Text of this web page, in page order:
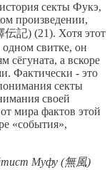
секты Фукэ,
произведении,
伝記) (21). Хотя этот
свитке, он
сёгуната, а вскоре
Фактически - это
секты
своей
мира фактов этой
«события»,
Муфу (無風)